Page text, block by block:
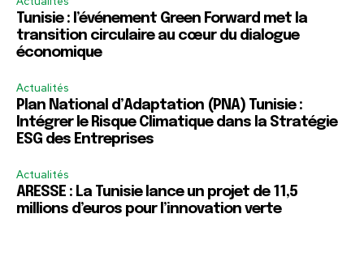
Tunisie : l’événement Green Forward met la
transition circulaire au cœur du dialogue
économique
Actualités
Plan National d’Adaptation (PNA) Tunisie :
Intégrer le Risque Climatique dans la Stratégie
ESG des Entreprises
Actualités
ARESSE : La Tunisie lance un projet de 11,5
millions d’euros pour l’innovation verte